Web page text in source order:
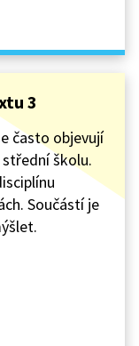
3
často objevují
školu.
Součástí je